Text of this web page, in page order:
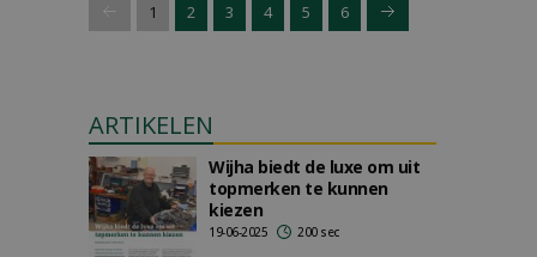
1 2 3 4 5 6
ARTIKELEN
Wijha biedt de luxe om uit
topmerken te kunnen
kiezen
19-06-2025 200 sec